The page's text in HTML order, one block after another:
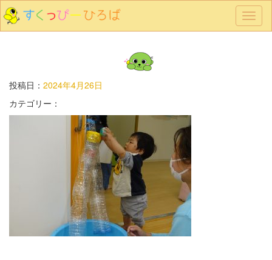
メ
ニ
投稿日： 2024年4月26日
カテゴリー：